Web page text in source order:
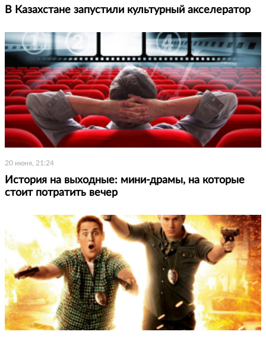
В Казахстане запустили культурный акселератор
20 июня, 21:24
История на выходные: мини-драмы, на которые
стоит потратить вечер